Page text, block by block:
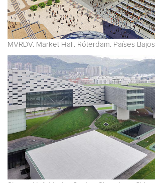
MVRDV. Market Hall. Róterdam. Países Bajos